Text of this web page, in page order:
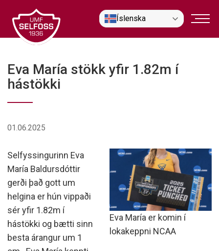
efni
Íslenska
Eva María stökk yfir 1.82m í
hástökki
01.06.2025
Eva María er komin í
lokakeppni NCAA
Selfyssingurinn Eva
María Baldursdóttir
gerði það gott um
helgina er hún vippaði
sér yfir 1.82m í
hástökki og bætti sinn
besta árangur um 1